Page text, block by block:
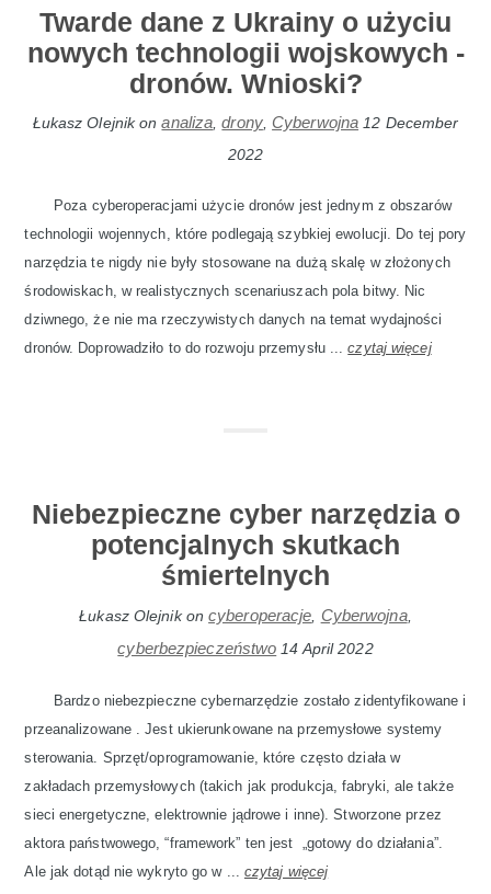
Twarde dane z Ukrainy o użyciu
nowych technologii wojskowych -
dronów. Wnioski?
Łukasz Olejnikonanaliza ,drony, Cyberwojna 12 December
2022
Poza cyberoperacjami użycie dronów jest jednym z obszarów
technologii wojennych, które podlegają szybkiej ewolucji. Do tej pory
narzędzia te nigdy nie były stosowane na dużą skalę w złożonych
środowiskach, w realistycznych scenariuszach pola bitwy. Nic
dziwnego, że nie ma rzeczywistych danych na temat wydajności
dronów. Doprowadziło to do rozwoju przemysłu ...czytaj więcej
Niebezpieczne cyber narzędzia o
potencjalnych skutkach
śmiertelnych
Łukasz Olejnikoncyberoperacje Cyberwojna,
cyberbezpieczeństwo 14 April 2022
Bardzo niebezpieczne cybernarzędzie zostało zidentyfikowane i
przeanalizowane . Jest ukierunkowane na przemysłowe systemy
sterowania. Sprzęt/oprogramowanie, które często działa w
zakładach przemysłowych (takich jak produkcja, fabryki, ale także
sieci energetyczne, elektrownie jądrowe i inne). Stworzone przez
aktora państwowego, “framework” ten jest „gotowy do działania”.
Ale jak dotąd nie wykryto go w ... czytaj więcej